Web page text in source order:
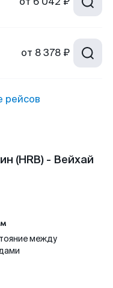
от 8 378 ₽
рейсов
(HRB) - Вейхай
между